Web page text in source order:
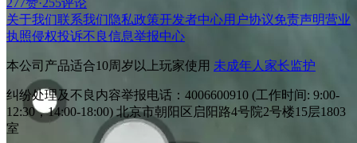
关于我们联系我们隐私政策开发者中心用户协议免责声明营业
执照侵权投诉不良信息举报中心
本公司产品适合10周岁以上玩家使用 未成年人家长监护
纠纷处理及不良内容举报电话：4006600910 (工作时间: 9:00-
12:30，14:00-18:00) 北京市朝阳区启阳路4号院2号楼15层1803
室